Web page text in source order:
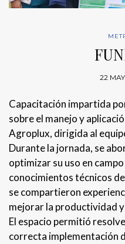
22
Capacitación impartida
sobre el manejo y
Agroplux, dirigida al
Durante la jornada, se
optimizar su uso en
conocimientos técnicos
se compartieron
mejorar la productividad
El espacio permitió
correcta implementación